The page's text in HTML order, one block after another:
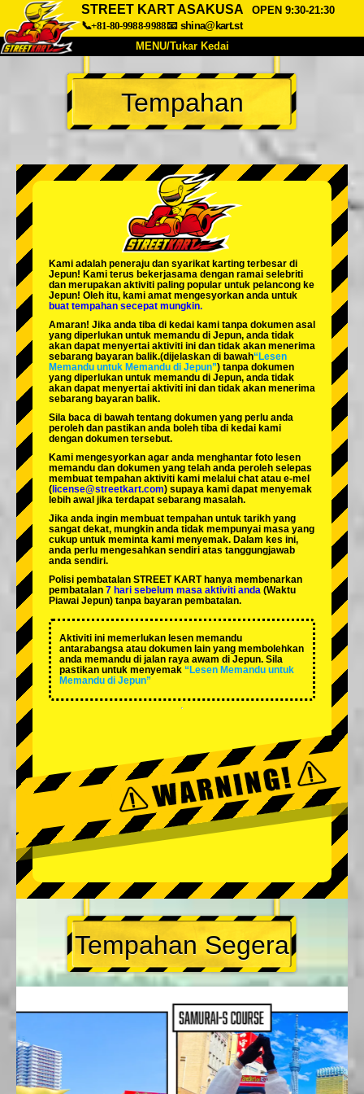
STREET KART ASAKUSA
OPEN 9:30-21:30
📞+81-80-9988-9988📧 shina@kart.st
MENU/Tukar Kedai
UTAMA
Tentang Spesifikasi Harga
Syarikat Tempahan
Tukar Kedai
Tokyo Shinagawa Tokyo Akihabara#1
Tokyo Akihabara#2
Tokyo Shibuya Annex Tokyo Bay
Tokyo Asakusa Osaka
Okinawa
Tempahan
Kami adalah peneraju dan syarikat karting terbesar di
Jepun! Kami terus bekerjasama dengan ramai selebriti
dan merupakan aktiviti paling popular untuk pelancong ke
Jepun! Oleh itu, kami amat mengesyorkan anda untuk
buat tempahan secepat mungkin.
Amaran! Jika anda tiba di kedai kami tanpa dokumen asal
yang diperlukan untuk memandu di Jepun, anda tidak
akan dapat menyertai aktiviti ini dan tidak akan menerima
sebarang bayaran balik.(dijelaskan di bawah“Lesen
Memandu untuk Memandu di Jepun”) tanpa dokumen
yang diperlukan untuk memandu di Jepun, anda tidak
akan dapat menyertai aktiviti ini dan tidak akan menerima
sebarang bayaran balik.
Sila baca di bawah tentang dokumen yang perlu anda
peroleh dan pastikan anda boleh tiba di kedai kami
dengan dokumen tersebut.
Kami mengesyorkan agar anda menghantar foto lesen
memandu dan dokumen yang telah anda peroleh selepas
membuat tempahan aktiviti kami melalui chat atau e-mel
( license@streetkart.com) supaya kami dapat menyemak
lebih awal jika terdapat sebarang masalah.
Jika anda ingin membuat tempahan untuk tarikh yang
sangat dekat, mungkin anda tidak mempunyai masa yang
cukup untuk meminta kami menyemak. Dalam kes ini,
anda perlu mengesahkan sendiri atas tanggungjawab
anda sendiri.
Polisi pembatalan STREET KART hanya membenarkan
pembatalan 7 hari sebelum masa aktiviti anda (Waktu
Piawai Jepun) tanpa bayaran pembatalan.
Aktiviti ini memerlukan lesen memandu
antarabangsa atau dokumen lain yang membolehkan
anda memandu di jalan raya awam di Jepun. Sila
pastikan untuk menyemak “Lesen Memandu untuk
Memandu di Jepun”
Tempahan Segera